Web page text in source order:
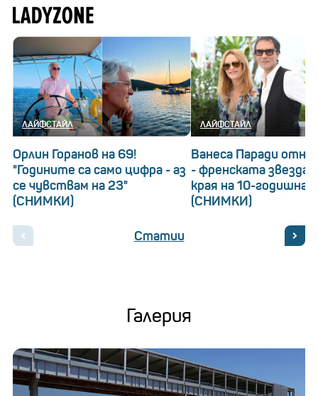
ЛАЙФСТАЙЛ
Орлин Горанов на 69!
"Годините са само цифра - аз
се чувствам на 23"
(СНИМКИ)
ЛАЙФСТАЙЛ
Ванеса Паради
- френската звезда
края на 10-годишна
(СНИМКИ)
Статии
Галерия